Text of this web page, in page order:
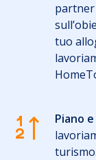
tuo
Piano